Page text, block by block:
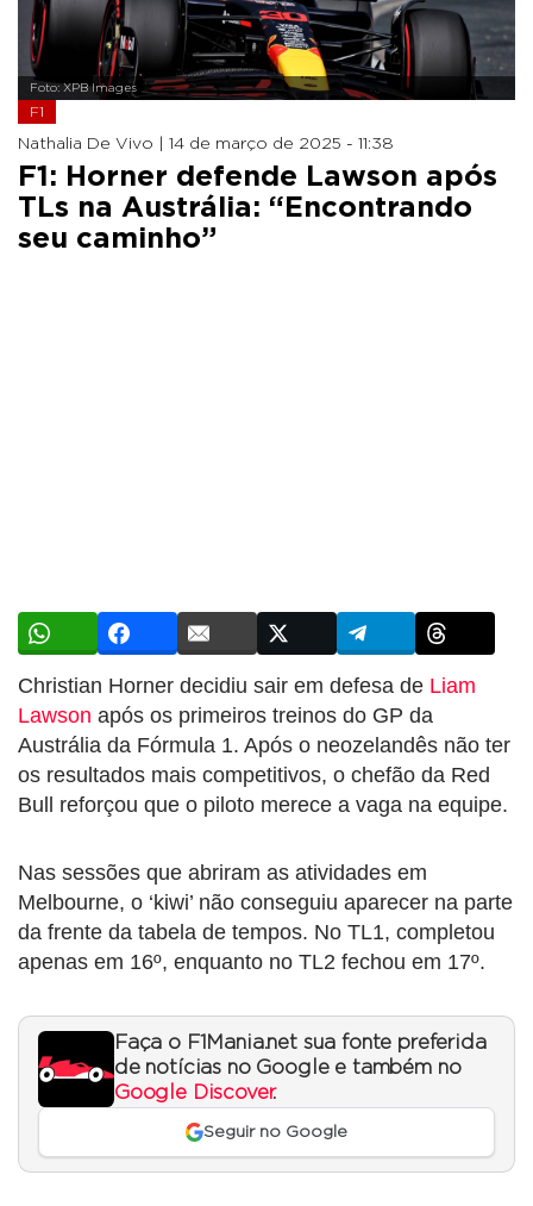
Foto: XPB Images
F1
Nathalia De Vivo | 14 de março de 2025 - 11:38
F1: Horner defende Lawson após
TLs na Austrália: “Encontrando
seu caminho”
Christian Horner decidiu sair em defesa de Liam
Lawson após os primeiros treinos do GP da
Austrália da Fórmula 1. Após o neozelandês não ter
os resultados mais competitivos, o chefão da Red
Bull reforçou que o piloto merece a vaga na equipe.
Nas sessões que abriram as atividades em
Melbourne, o ‘kiwi’ não conseguiu aparecer na parte
da frente da tabela de tempos. No TL1, completou
apenas em 16º, enquanto no TL2 fechou em 17º.
Faça o F1Mania.net sua fonte preferida
de notícias no Google e também no
Google Discover.
Seguir no Google